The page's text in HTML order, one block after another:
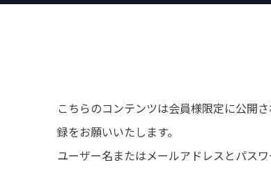
こちらのコンテンツは会員様限定に公開
録をお願いいたします。
ユーザー名またはメールアドレスとパスワ